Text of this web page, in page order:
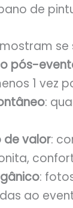
de
pós-
1 vez
:
de valor:
:
ao